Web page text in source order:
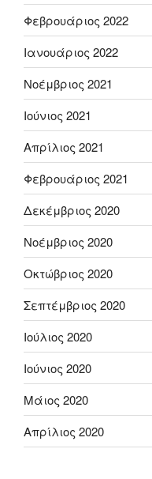
Φεβρουάριος 2022
Ιανουάριος 2022
Νοέμβριος 2021
Ιούνιος 2021
Απρίλιος 2021
Φεβρουάριος 2021
Δεκέμβριος 2020
Νοέμβριος 2020
Οκτώβριος 2020
Σεπτέμβριος 2020
Ιούλιος 2020
Ιούνιος 2020
Μάιος 2020
Απρίλιος 2020